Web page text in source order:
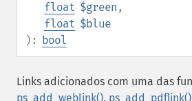
float $green ,
float $blue
): bool
Links adicionados com uma das
ps_add_weblink(), ps_add_pdflink()